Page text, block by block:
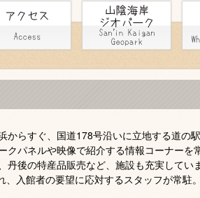
からすぐ、国道178号沿いに立地する道の駅
クパネルや映像で紹介する情報コーナーを
丹後の特産品販売など、施設も充実してい
入館者の要望に応対するスタッフが常駐